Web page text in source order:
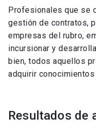
Profesionales que se
gestión de contratos,
empresas del rubro,
incursionar y
bien, todos aquellos
adquirir
Resultados de